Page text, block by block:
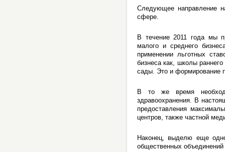
Следующее направление
сфере.
В течение 2011 года мы
малого и среднего
применении льготных
бизнеса как, школы
сады. Это и формирование
В то же время
здравоохранения. В
предоставления
центров, также частной
Наконец, выделю еще
общественных